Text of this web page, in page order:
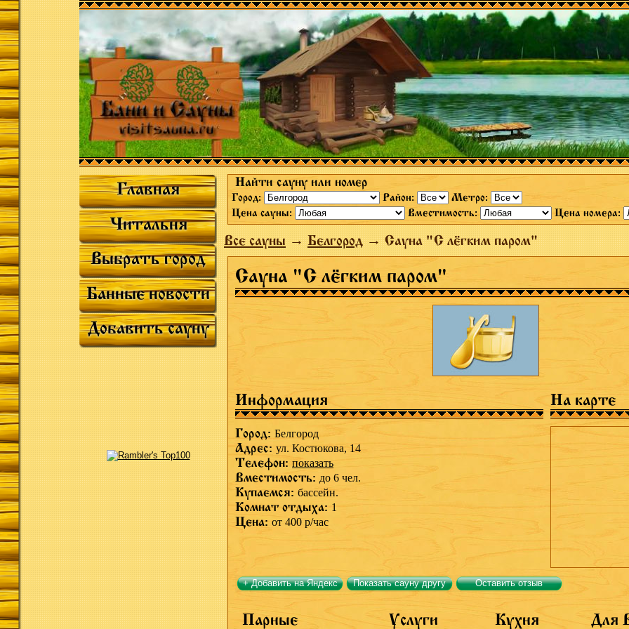
Главная
Читальня
Выбрать город
Банные новости
Добавить сауну
Найти сауну или номер
Город: Район:
Метро:
Цена сауны:
Вместимость: Цена номера:
Все сауны→Белгород→ Сауна "С лёгким паром"
Сауна "С лёгким паром"
Информация На карте
Город: Белгород
Адрес: ул. Костюкова, 14
Телефон: показать
Вместимость: до 6 чел.
Купаемся: бассейн.
Комнат отдыха: 1
Цена: от 400 р/час
+ Добавить на Яндекс Показать сауну другу Оставить отзыв
Парные Услуги Кухня Для